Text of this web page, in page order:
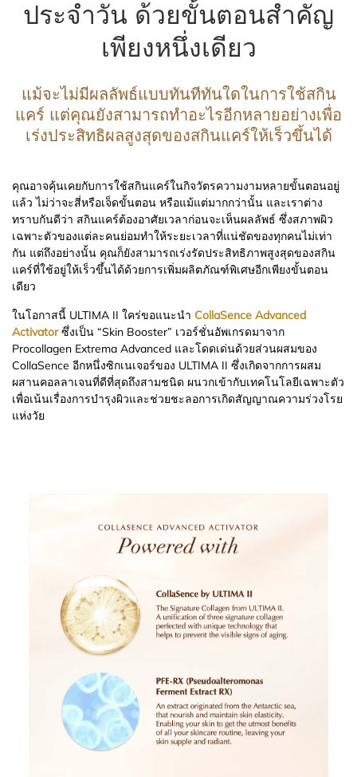
ประจำวัน ด้วยขั้นตอนสำคัญ
เพียงหนึ่งเดียว
แม้จะไม่มีผลลัพธ์แบบทันทีทันใดในการใช้สกิน
แคร์ แต่คุณยังสามารถทำอะไรอีกหลายอย่างเพื่อ
เร่งประสิทธิผลสูงสุดของสกินแคร์ให้เร็วขึ้นได้
คุณอาจคุ้นเคยกับการใช้สกินแคร์ในกิจวัตรความงามหลายขั้นตอนอยู่
แล้ว ไม่ว่าจะสี่หรือเจ็ดขั้นตอน หรือแม้แต่มากกว่านั้น และเราต่าง
ทราบกันดีว่า สกินแคร์ต้องอาศัยเวลาก่อนจะเห็นผลลัพธ์ ซึ่งสภาพผิว
เฉพาะตัวของแต่ละคนย่อมทำให้ระยะเวลาที่แน่ชัดของทุกคนไม่เท่า
กัน แต่ถึงอย่างนั้น คุณก็ยังสามารถเร่งรัดประสิทธิภาพสูงสุดของสกิน
แคร์ที่ใช้อยู่ให้เร็วขึ้นได้ด้วยการเพิ่มผลิตภัณฑ์พิเศษอีกเพียงขั้นตอน
เดียว
ในโอกาสนี้ ULTIMA II ใคร่ขอแนะนำ CollaSence Advanced
Activatorซึ่งเป็น “Skin Booster” เวอร์ชั่นอัพเกรดมาจาก
Procollagen Extrema Advanced และโดดเด่นด้วยส่วนผสมของ
CollaSence อีกหนึ่งซิกเนเจอร์ของ ULTIMA II ซึ่งเกิดจากการผสม
ผสานคอลลาเจนที่ดีที่สุดถึงสามชนิด ผนวกเข้ากับเทคโนโลยีเฉพาะตัว
เพื่อเน้นเรื่องการบำรุงผิวและช่วยชะลอการเกิดสัญญาณความร่วงโรย
แห่งวัย